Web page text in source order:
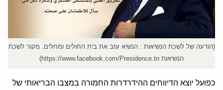
(הודעה של לשכת הנשיאות : הנשיא עזב את בית החולים ומחלים. מקור לשכת
הנשיאות https://www.facebook.com/Presidence.tn)
כפועל יוצא הדיווחים ההידרדרות החמורה במצבו הבריאותי של